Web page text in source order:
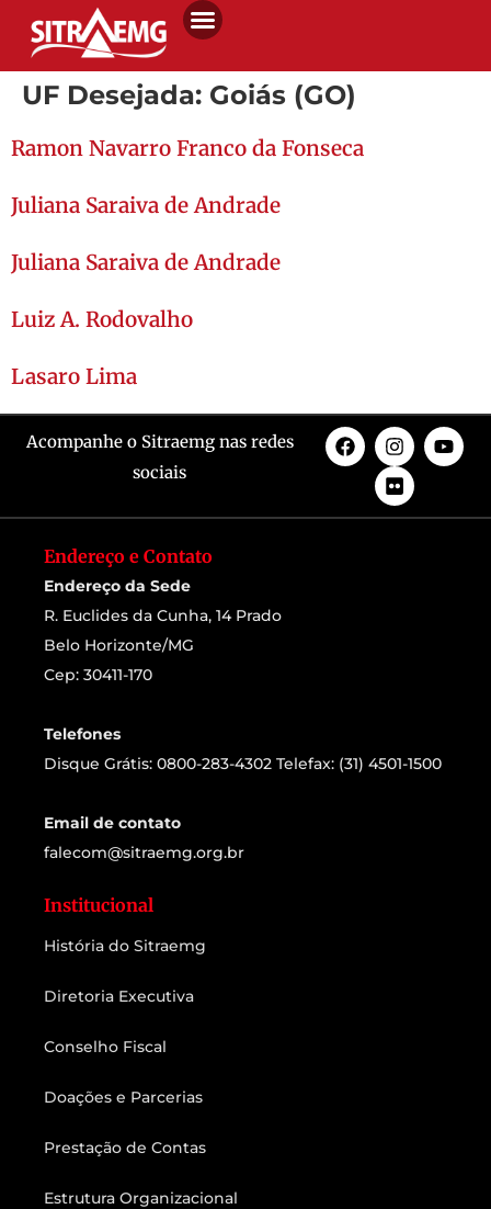
UF Desejada: Goiás (GO)
Ramon Navarro Franco da Fonseca
Juliana Saraiva de Andrade
Juliana Saraiva de Andrade
Luiz A. Rodovalho
Lasaro Lima
Acompanhe o Sitraemg nas redes
sociais
Endereço e Contato
Endereço da Sede
R. Euclides da Cunha, 14 Prado
Belo Horizonte/MG
Cep: 30411-170
Telefones
Disque Grátis: 0800-283-4302 Telefax: (31) 4501-1500
Email de contato
falecom@sitraemg.org.br
Institucional
História do Sitraemg
Diretoria Executiva
Conselho Fiscal
Doações e Parcerias
Prestação de Contas
Estrutura Organizacional